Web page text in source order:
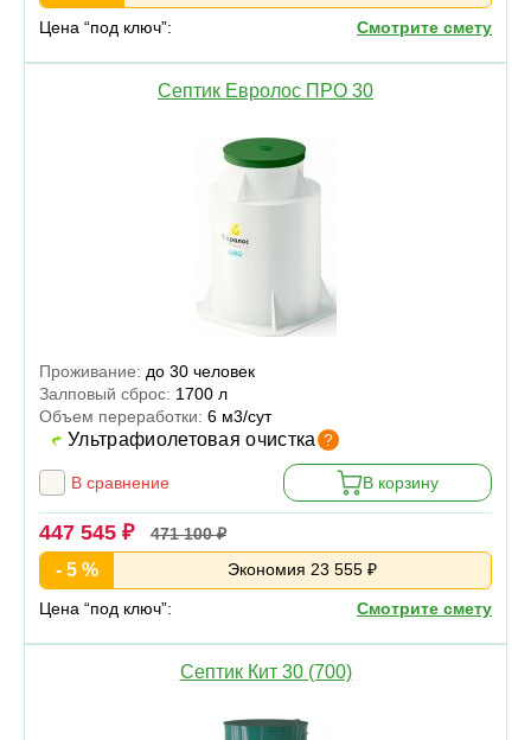
Цена “под ключ”: Смотрите смету
Септик Евролос ПРО 30
Проживание: до 30 человек
Залповый сброс: 1700 л
Объем переработки: 6 м3/сут
Ультрафиолетовая очистка ?
В сравнение В корзину
447 545 ₽ 471 100 ₽
- 5 % Экономия 23 555 ₽
Цена “под ключ”: Смотрите смету
Септик Кит 30 (700)